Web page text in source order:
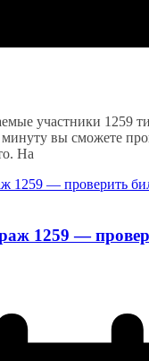
участники 1259
вы сможете
На
1259 —